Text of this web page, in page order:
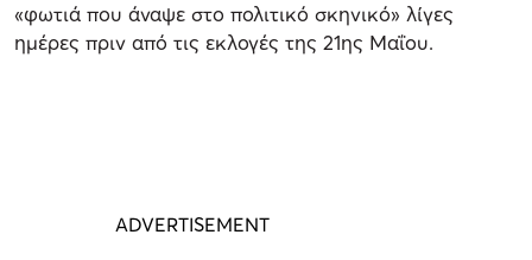
«φωτιά που άναψε στο πολιτικό σκηνικό» λίγες
ημέρες πριν από τις εκλογές της 21ης Μαΐου.